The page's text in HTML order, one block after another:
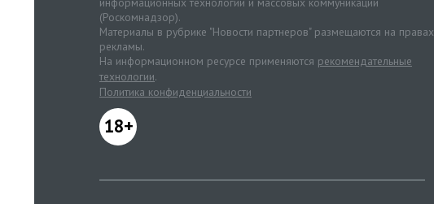
(Роскомнадзор).
Материалы в рубрике "Новости партнеров" размещаются на правах
рекламы.
На информационном ресурсе применяются рекомендательные
технологии.
Политика конфиденциальности
18+